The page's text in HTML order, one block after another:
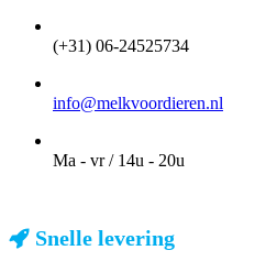
(+31) 06-24525734
info@melkvoordieren.nl
Ma - vr / 14u - 20u
Snelle levering